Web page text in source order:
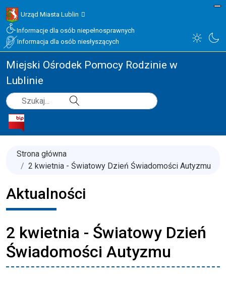
Urząd Miasta Lublin
Informacje dla osób niepełnosprawnych
Informacja dla osób niesłyszących
Miejski Ośrodek Pomocy Rodzinie w
Lublinie
Szukaj
Type 2 or more characters for results.
Strona główna
2 kwietnia - Światowy Dzień Świadomości Autyzmu
Aktualności
2 kwietnia - Światowy Dzień
Świadomości Autyzmu